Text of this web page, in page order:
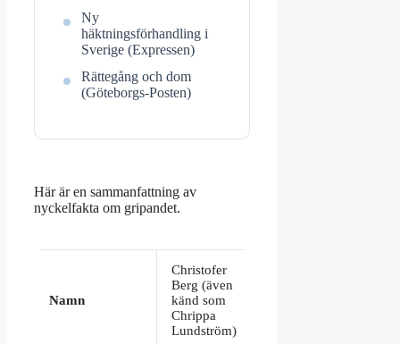
Ny
häktningsförhandling i
Sverige (Expressen)
Rättegång och dom
(Göteborgs-Posten)
Här är en sammanfattning av
nyckelfakta om gripandet.
Namn
Christofer
Berg (även
känd som
Chrippa
Lundström)